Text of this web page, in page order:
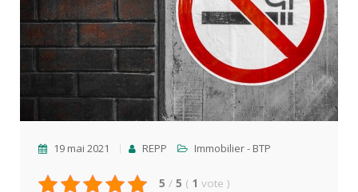
19 mai 2021 REPP Immobilier - BTP
5 / 5 ( 1 vote)